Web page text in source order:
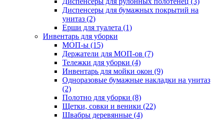
Диспенсеры для бумажных покрытий на
унитаз (2)
Ерши для туалета (1)
Инвентарь для уборки
МОП-ы (15)
Держатели для МОП-ов (7)
Тележки для уборки (4)
Инвентарь для мойки окон (9)
Одноразовые бумажные накладки на унитаз
(2)
Полотно для уборки (8)
Щетки, совки и веники (22)
Швабры деревянные (4)